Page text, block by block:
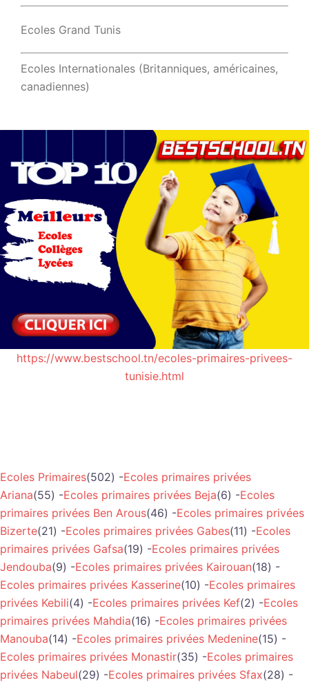
Ecoles Grand Tunis
Ecoles Internationales (Britanniques, américaines,
canadiennes)
https://www.bestschool.tn/ecoles-primaires-privees-
tunisie.html
Ecoles Primaires(502) -Ecoles primaires privées
Ariana(55) -Ecoles primaires privées Beja(6) -Ecoles
primaires privées Ben Arous(46) -Ecoles primaires privées
Bizerte(21) -Ecoles primaires privées Gabes(11) -Ecoles
primaires privées Gafsa(19) -Ecoles primaires privées
Jendouba(9) -Ecoles primaires privées Kairouan(18) -
Ecoles primaires privées Kasserine(10) -Ecoles primaires
privées Kebili(4) -Ecoles primaires privées Kef(2) -Ecoles
primaires privées Mahdia(16) -Ecoles primaires privées
Manouba(14) -Ecoles primaires privées Medenine(15) -
Ecoles primaires privées Monastir(35) -Ecoles primaires
privées Nabeul(29) -Ecoles primaires privées Sfax(28) -